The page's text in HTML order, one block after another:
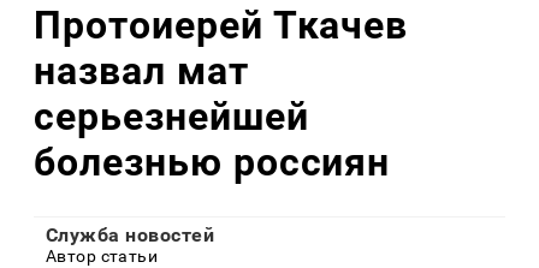
Протоиерей Ткачев
назвал мат
серьезнейшей
болезнью россиян
Служба новостей
Автор статьи